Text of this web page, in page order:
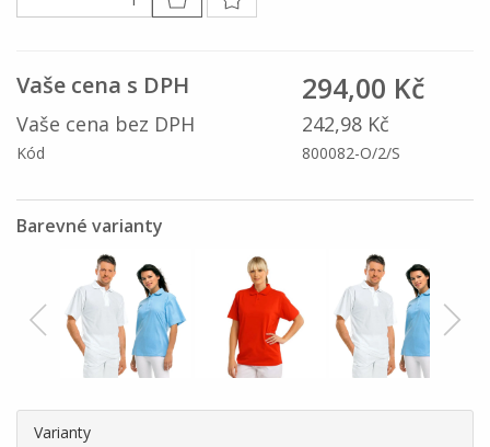
Vaše cena s DPH 294,00 Kč
Vaše cena bez DPH 242,98 Kč
Kód 800082-O/2/S
Barevné varianty
Varianty